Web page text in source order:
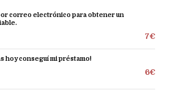
correo electrónico para obtener un
7€
hoy conseguí mi préstamo!
6€